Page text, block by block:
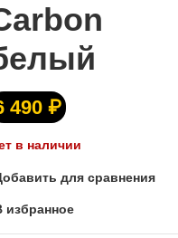
490 ₽
в наличии
для сравнения
избранное